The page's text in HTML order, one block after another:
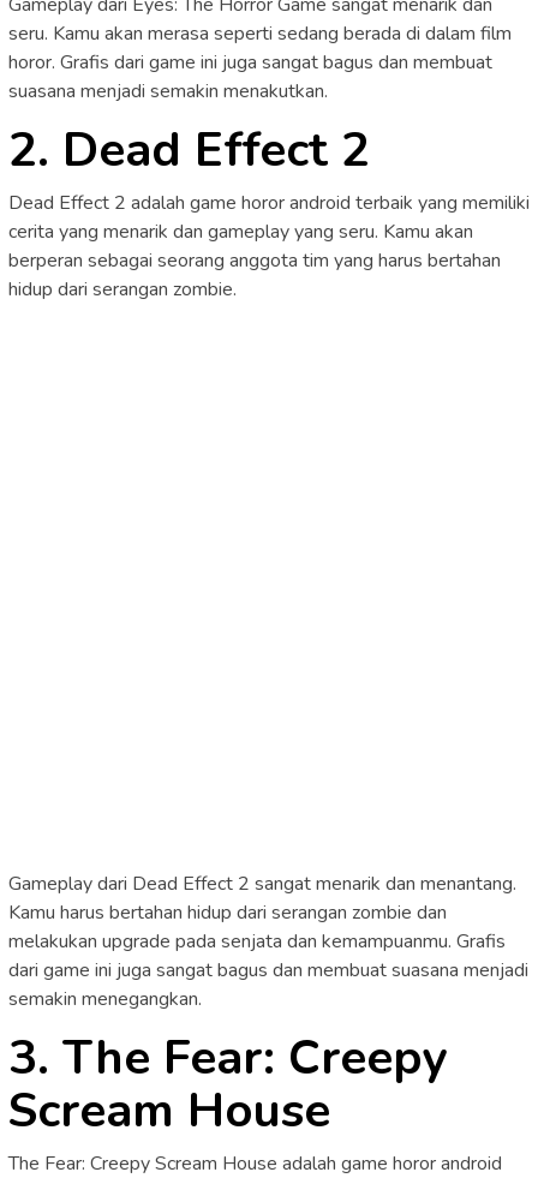
seru. Kamu akan merasa seperti sedang berada di dalam film
horor. Grafis dari game ini juga sangat bagus dan membuat
suasana menjadi semakin menakutkan.
2. Dead Effect 2
Dead Effect 2 adalah game horor android terbaik yang memiliki
cerita yang menarik dan gameplay yang seru. Kamu akan
berperan sebagai seorang anggota tim yang harus bertahan
hidup dari serangan zombie.
Gameplay dari Dead Effect 2 sangat menarik dan menantang.
Kamu harus bertahan hidup dari serangan zombie dan
melakukan upgrade pada senjata dan kemampuanmu. Grafis
dari game ini juga sangat bagus dan membuat suasana menjadi
semakin menegangkan.
3. The Fear: Creepy
Scream House
The Fear: Creepy Scream House adalah game horor android